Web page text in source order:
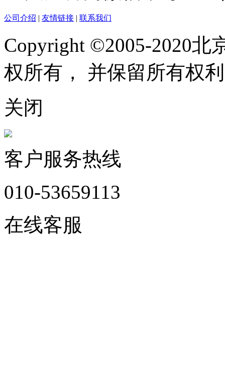
公司介绍 | 友情链接 | 联系我们
Copyright ©2005-2020北
权所有， 并保留所有权
关闭
客户服务热线
010-53659113
在线客服